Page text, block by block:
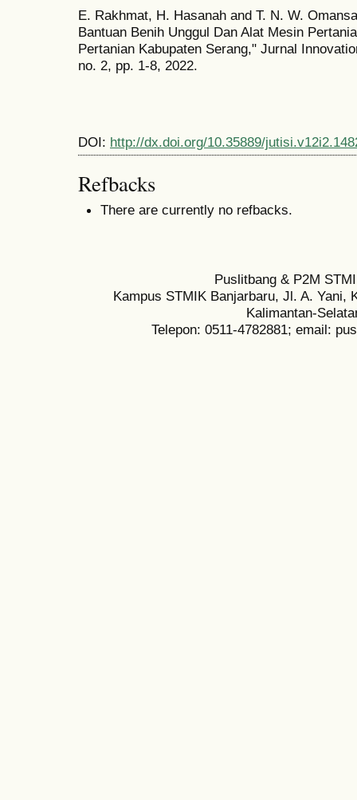
E. Rakhmat, H. Hasanah and T. N. W.
Bantuan Benih Unggul Dan Alat Mesin
Pertanian Kabupaten Serang," Jurnal
no. 2, pp. 1-8, 2022.
DOI: http://dx.doi.org/10.35889/
Refbacks
There are currently no refbacks.
Puslitbang & P2M
Kampus STMIK Banjarbaru, Jl. A. Yani,
Kalimantan-
Telepon: 0511-4782881; email: